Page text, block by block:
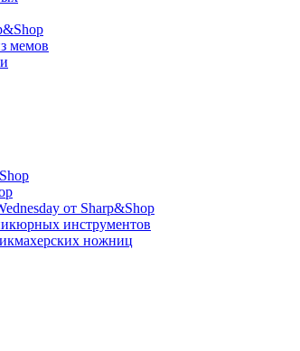
мемов
от Sharp&Shop
инструментов
ножниц